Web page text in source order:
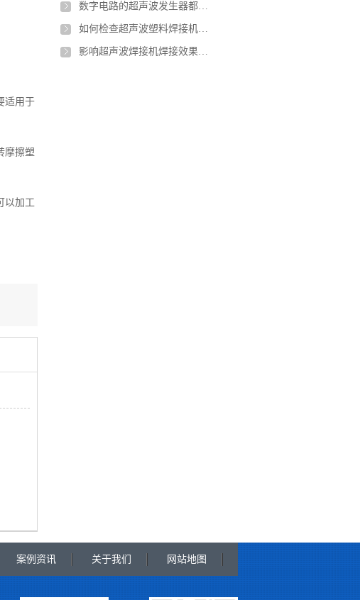
适用于
摩擦塑
以加工
数字电路的超声波发生器都具有哪些优势
如何检查超声波塑料焊接机质量是否合格
影响超声波焊接机焊接效果的因素有哪些
案例资讯 关于我们 网站地图